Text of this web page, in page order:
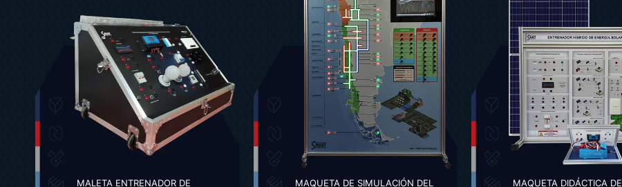
MALETA ENTRENADOR DE MAQUETA DE SIMULACIÓN DEL MAQUETA DIDÁCTICA DE